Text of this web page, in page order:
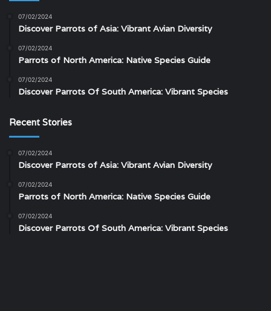
07/02/2024
Discover Parrots of Asia: Vibrant Avian Diversity
07/02/2024
Parrots of North America: Native Species Guide
07/02/2024
Discover Parrots Of South America: Vibrant Species
Recent Stories
07/02/2024
Discover Parrots of Asia: Vibrant Avian Diversity
07/02/2024
Parrots of North America: Native Species Guide
07/02/2024
Discover Parrots Of South America: Vibrant Species